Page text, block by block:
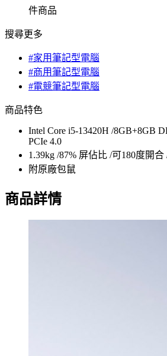
件商品
搜尋更多
#家用筆記型電腦
#商用筆記型電腦
#電競筆記型電腦
商品特色
Intel Core i5-13420H /8GB+8GB
PCIe 4.0
1.39kg /87% 屏佔比 /可180度開
附原廠包鼠
商品詳情